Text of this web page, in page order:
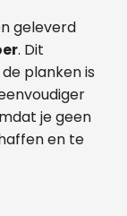
geleverd
. Dit
planken is
je geen
en te